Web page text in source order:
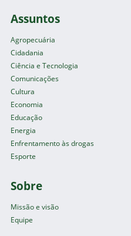
Assuntos
Agropecuária
Cidadania
Ciência e Tecnologia
Comunicações
Cultura
Economia
Educação
Energia
Enfrentamento às drogas
Esporte
Sobre
Missão e visão
Equipe